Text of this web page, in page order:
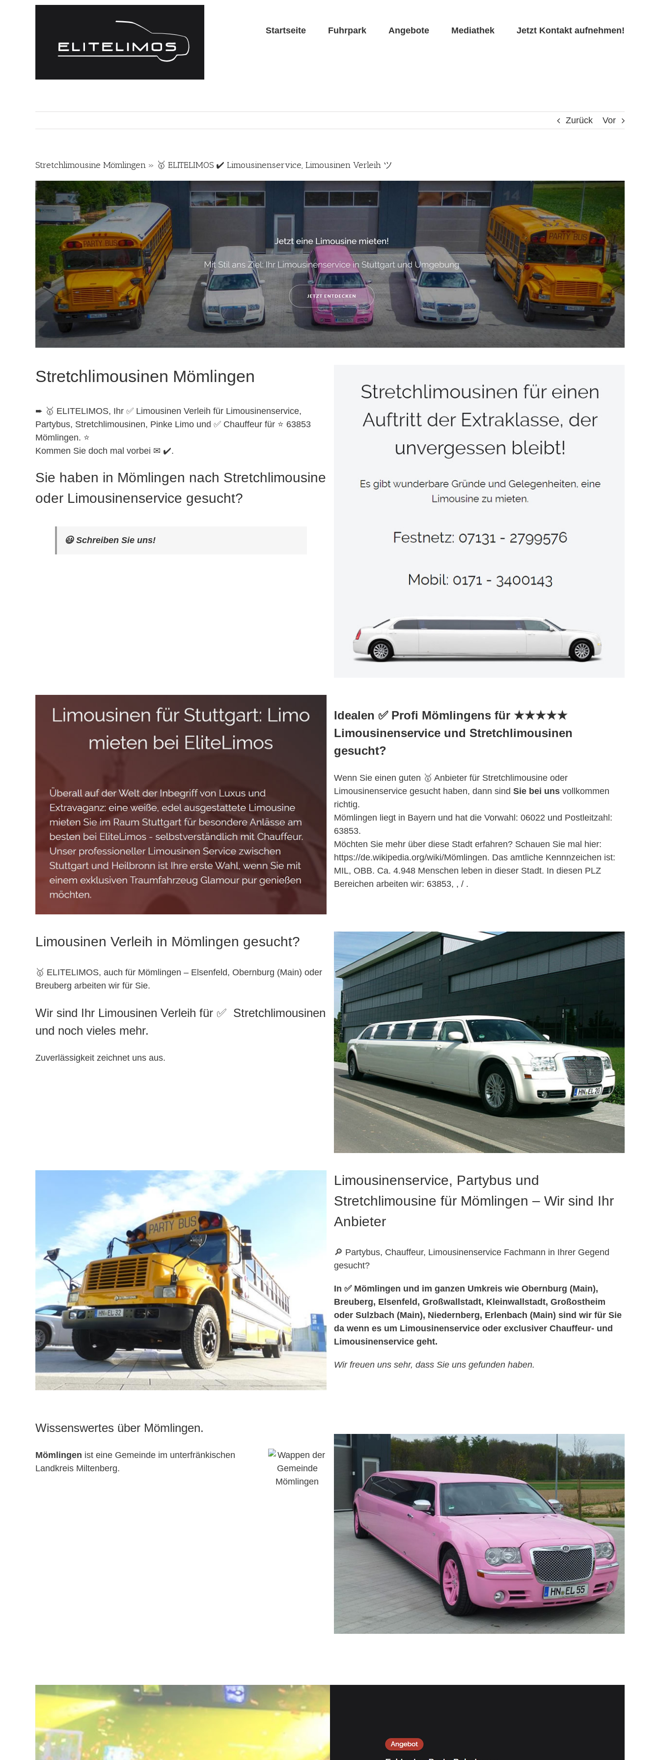
Startseite Fuhrpark Angebote Mediathek Jetzt Kontakt aufnehmen!
Zurück Vor
Stretchlimousine Mömlingen » 🥇 ELITELIMOS ✔️ Limousinenservice, Limousinen Verleih ツ
Stretchlimousinen Mömlingen
➨ 🥇 ELITELIMOS, Ihr ✅ Limousinen Verleih für Limousinenservice,
Partybus, Stretchlimousinen, Pinke Limo und ✅ Chauffeur für ⭐ 63853
Mömlingen. ⭐
Kommen Sie doch mal vorbei ✉ ✔️.
Sie haben in Mömlingen nach Stretchlimousine
oder Limousinenservice gesucht?
😃 Schreiben Sie uns!
Idealen ✅ Profi Mömlingens für ★★★★★
Limousinenservice und Stretchlimousinen
gesucht?
Wenn Sie einen guten 🥇 Anbieter für Stretchlimousine oder
Limousinenservice gesucht haben, dann sind Sie bei unsvollkommen
richtig.
Mömlingen liegt in Bayern und hat die Vorwahl: 06022 und Postleitzahl:
63853.
Möchten Sie mehr über diese Stadt erfahren? Schauen Sie mal hier:
https://de.wikipedia.org/wiki/Mömlingen. Das amtliche Kennnzeichen ist:
MIL, OBB. Ca. 4.948 Menschen leben in dieser Stadt. In diesen PLZ
Bereichen arbeiten wir: 63853, , / .
Limousinen Verleih in Mömlingen gesucht?
🥇 ELITELIMOS, auch für Mömlingen – Elsenfeld, Obernburg (Main) oder
Breuberg arbeiten wir für Sie.
Wir sind Ihr Limousinen Verleih für ✅ Stretchlimousinen
und noch vieles mehr.
Zuverlässigkeit zeichnet uns aus.
Limousinenservice, Partybus und
Stretchlimousine für Mömlingen – Wir sind Ihr
Anbieter
🔎 Partybus, Chauffeur, Limousinenservice Fachmann in Ihrer Gegend
gesucht?
In ✅ Mömlingen und im ganzen Umkreis wie Obernburg (Main),
Breuberg, Elsenfeld, Großwallstadt, Kleinwallstadt, Großostheim
oder Sulzbach (Main), Niedernberg, Erlenbach (Main) sind wir für Sie
da wenn es um Limousinenservice oder exclusiver Chauffeur- und
Limousinenservice geht.
Wir freuen uns sehr, dass Sie uns gefunden haben.
Wissenswertes über Mömlingen.
Mömlingen ist eine Gemeinde im unterfränkischen
Landkreis Miltenberg.